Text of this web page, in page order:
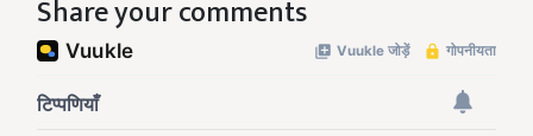
Share your comments